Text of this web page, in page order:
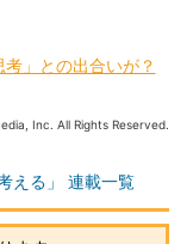
」との出合いが？
Inc. All Rights Reserved.
える」 連載一覧